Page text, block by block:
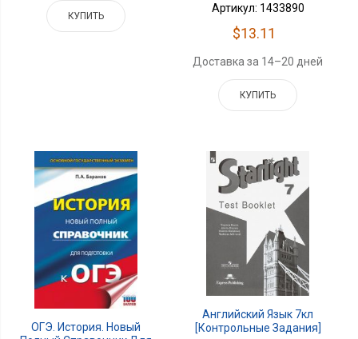
КУПИТЬ
Артикул: 1433890
$13.11
Доставка за 14–20 дней
КУПИТЬ
ОГЭ. История. Новый
Английский Язык 7кл
[Контрольные Задания]